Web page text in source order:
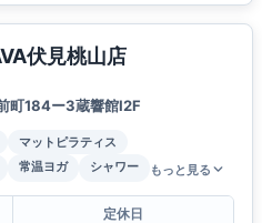
伏見桃山店
町184ー3蔵響館I2F
マットピラティス
常温ヨガ シャワー もっと見る
定休日